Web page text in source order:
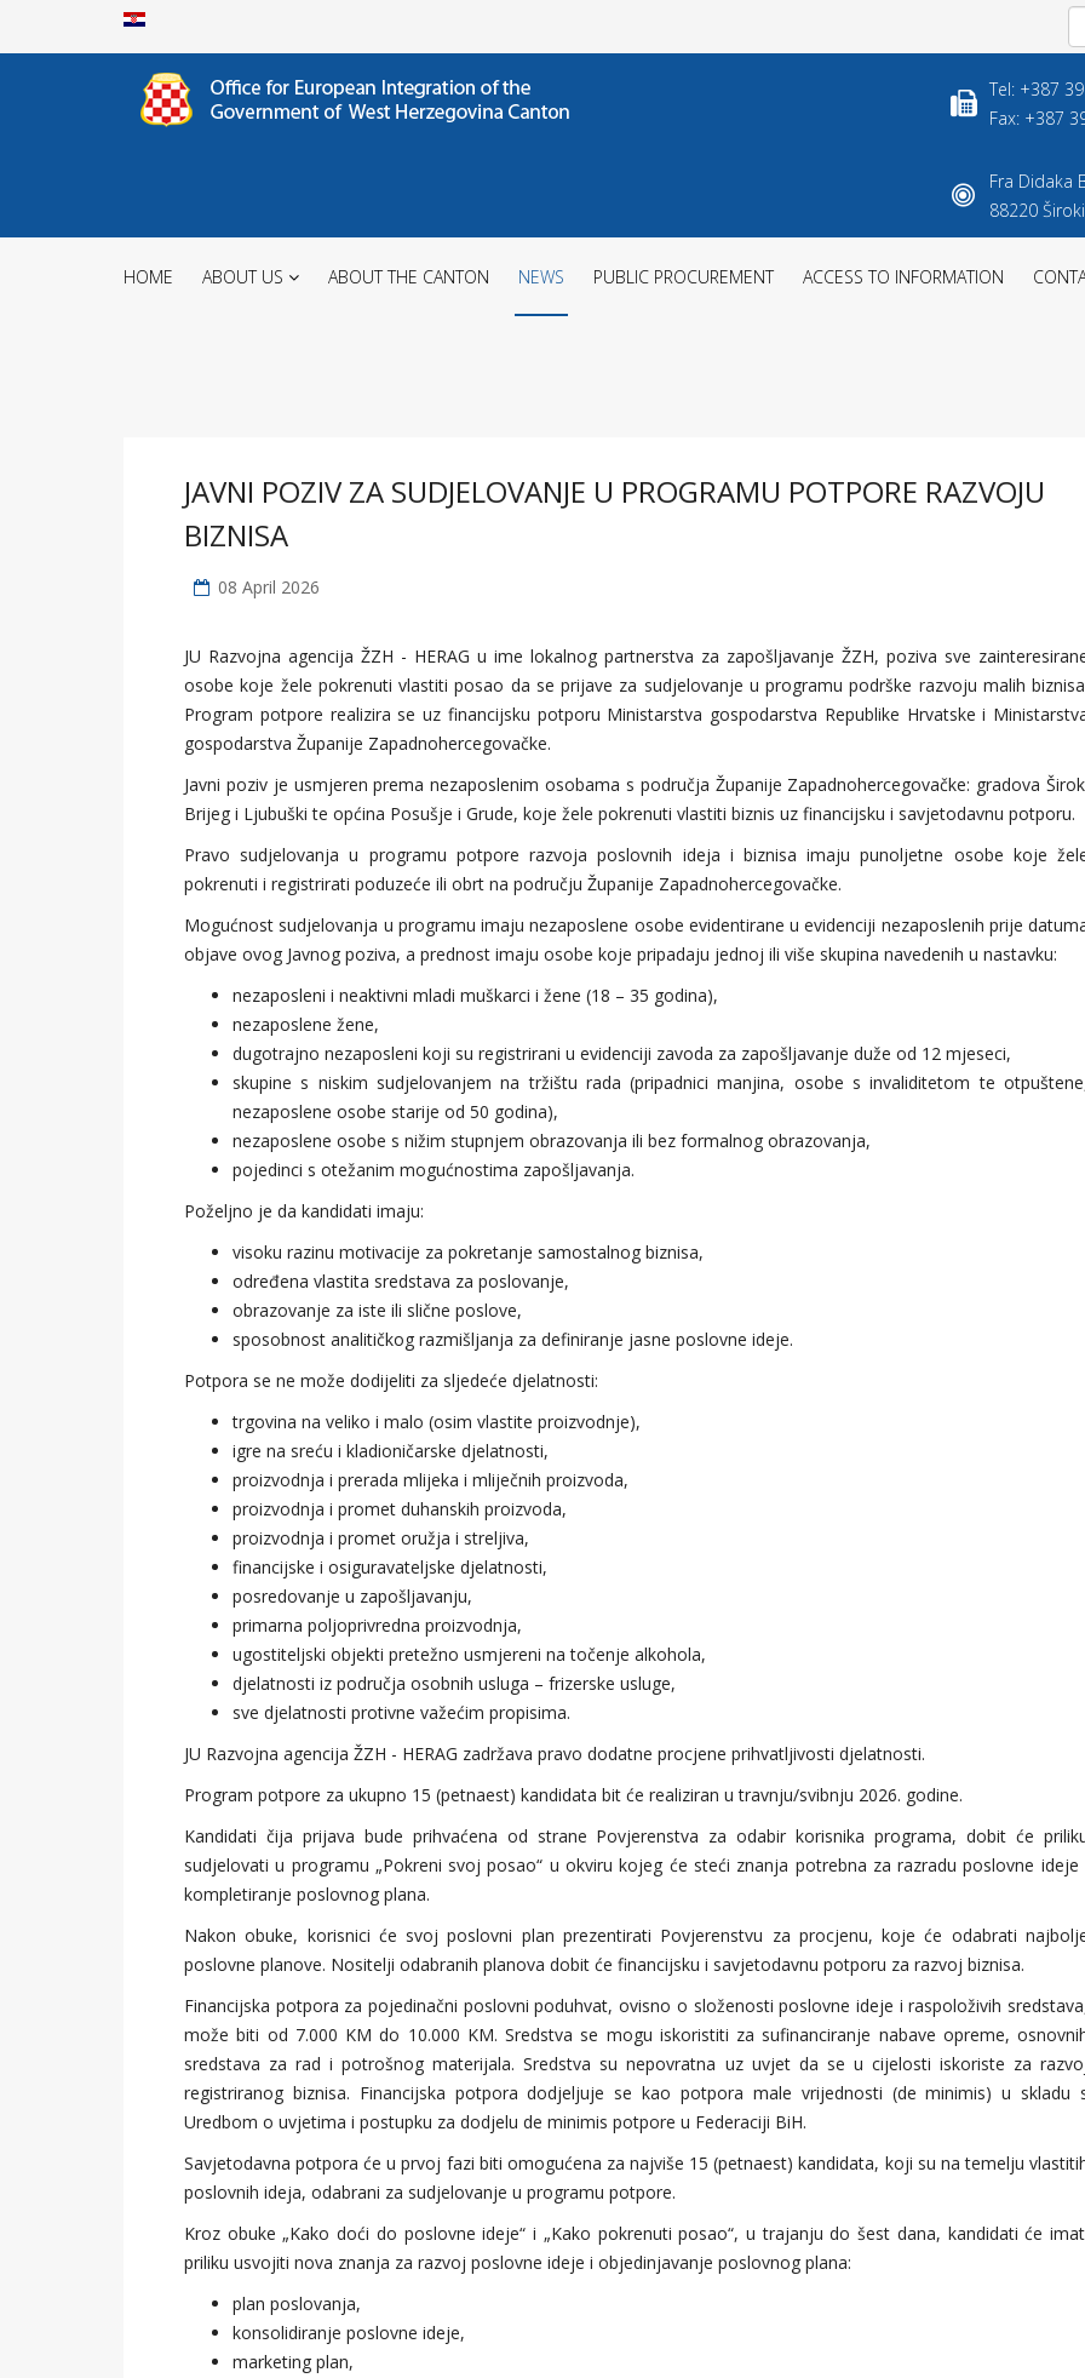
Tel: +387
Fax: +387
Fra Didaka
88220
HOME ABOUT US ABOUT THE CANTON NEWS PUBLIC PROCUREMENT ACCESS TO INFORMATION
JAVNI POZIV ZA SUDJELOVANJE U PROGRAMU POTPORE RAZVOJU
BIZNISA
08 April 2026
JU Razvojna agencija ŽZH - HERAG u ime lokalnog partnerstva za zapošljavanje ŽZH, poziva sve
osobe koje žele pokrenuti vlastiti posao da se prijave za sudjelovanje u programu podrške razvoju malih
Program potpore realizira se uz financijsku potporu Ministarstva gospodarstva Republike Hrvatske i
gospodarstva Županije Zapadnohercegovačke.
Javni poziv je usmjeren prema nezaposlenim osobama s područja Županije Zapadnohercegovačke: gradova
Brijeg i Ljubuški te općina Posušje i Grude, koje žele pokrenuti vlastiti biznis uz financijsku i savjetodavnu potporu.
Pravo sudjelovanja u programu potpore razvoja poslovnih ideja i biznisa imaju punoljetne osobe koje
pokrenuti i registrirati poduzeće ili obrt na području Županije Zapadnohercegovačke.
Mogućnost sudjelovanja u programu imaju nezaposlene osobe evidentirane u evidenciji nezaposlenih prije
objave ovog Javnog poziva, a prednost imaju osobe koje pripadaju jednoj ili više skupina navedenih u nastavku:
nezaposleni i neaktivni mladi muškarci i žene (18 – 35 godina),
nezaposlene žene,
dugotrajno nezaposleni koji su registrirani u evidenciji zavoda za zapošljavanje duže od 12 mjeseci,
skupine s niskim sudjelovanjem na tržištu rada (pripadnici manjina, osobe s invaliditetom te
nezaposlene osobe starije od 50 godina),
nezaposlene osobe s nižim stupnjem obrazovanja ili bez formalnog obrazovanja,
pojedinci s otežanim mogućnostima zapošljavanja.
Poželjno je da kandidati imaju:
visoku razinu motivacije za pokretanje samostalnog biznisa,
određena vlastita sredstava za poslovanje,
obrazovanje za iste ili slične poslove,
sposobnost analitičkog razmišljanja za definiranje jasne poslovne ideje.
Potpora se ne može dodijeliti za sljedeće djelatnosti:
trgovina na veliko i malo (osim vlastite proizvodnje),
igre na sreću i kladioničarske djelatnosti,
proizvodnja i prerada mlijeka i mliječnih proizvoda,
proizvodnja i promet duhanskih proizvoda,
proizvodnja i promet oružja i streljiva,
financijske i osiguravateljske djelatnosti,
posredovanje u zapošljavanju,
primarna poljoprivredna proizvodnja,
ugostiteljski objekti pretežno usmjereni na točenje alkohola,
djelatnosti iz područja osobnih usluga – frizerske usluge,
sve djelatnosti protivne važećim propisima.
JU Razvojna agencija ŽZH - HERAG zadržava pravo dodatne procjene prihvatljivosti djelatnosti.
Program potpore za ukupno 15 (petnaest) kandidata bit će realiziran u travnju/svibnju 2026. godine.
Kandidati čija prijava bude prihvaćena od strane Povjerenstva za odabir korisnika programa, dobit će
sudjelovati u programu „Pokreni svoj posao“ u okviru kojeg će steći znanja potrebna za razradu poslovne ideje
kompletiranje poslovnog plana.
Nakon obuke, korisnici će svoj poslovni plan prezentirati Povjerenstvu za procjenu, koje će odabrati
poslovne planove. Nositelji odabranih planova dobit će financijsku i savjetodavnu potporu za razvoj biznisa.
Financijska potpora za pojedinačni poslovni poduhvat, ovisno o složenosti poslovne ideje i raspoloživih
može biti od 7.000 KM do 10.000 KM. Sredstva se mogu iskoristiti za sufinanciranje nabave opreme,
sredstava za rad i potrošnog materijala. Sredstva su nepovratna uz uvjet da se u cijelosti iskoriste za
registriranog biznisa. Financijska potpora dodjeljuje se kao potpora male vrijednosti (de minimis) u skladu
Uredbom o uvjetima i postupku za dodjelu de minimis potpore u Federaciji BiH.
Savjetodavna potpora će u prvoj fazi biti omogućena za najviše 15 (petnaest) kandidata, koji su na temelju
poslovnih ideja, odabrani za sudjelovanje u programu potpore.
Kroz obuke „Kako doći do poslovne ideje“ i „Kako pokrenuti posao“, u trajanju do šest dana, kandidati će
priliku usvojiti nova znanja za razvoj poslovne ideje i objedinjavanje poslovnog plana:
plan poslovanja,
konsolidiranje poslovne ideje,
marketing plan,